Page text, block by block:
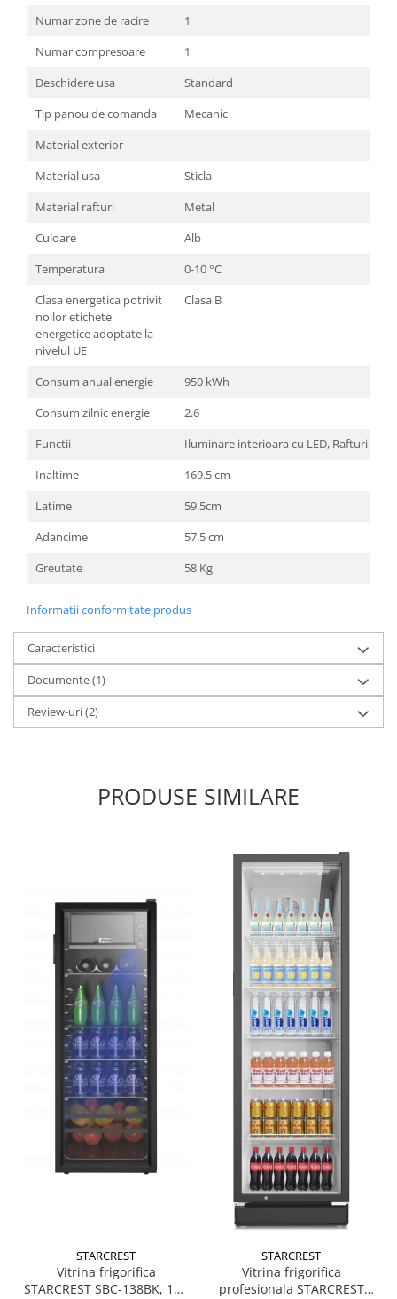
Aspiratoare
Ingrijire personala
Cantare corporale
Ingrijire tesaturi
Statii de calcat
Periute de dinti electrice
Pile electrice
Placi de indreptat parul
Plite
Preparare alimente
Masini de tocat
Preparare ceai si cafea
Aparate de spumat lapte
Preparare desert
accesori inghetata
Aparate de facut inghetata
Prajitoare de paine
Storcatoare
Storcatoare
Tigai
TV, Electronice & Gaming
Accesorii & Periferice
Alte accesorii foto & video
Carduri memorie
Boxe portabile
MP3/MP4 playere
Sisteme audio
Soundbar
Accesorii electronice Auto
Compresoare auto
Baterii portabile
Boxe portabile
Numar zone de racire
1
Numar compresoare
1
Deschidere usa
Standard
Tip panou de comanda
Mecanic
Material exterior
Material usa
Sticla
Material rafturi
Metal
Culoare
Alb
Temperatura
0-10 °C
Clasa energetica potrivit
noilor etichete
energetice adoptate la
nivelul UE
Clasa B
Consum anual energie
950 kWh
Consum zilnic energie
2.6
Functii
Iluminare interioara cu LED, Rafturi
Inaltime
169.5 cm
Latime
59.5cm
Adancime
57.5 cm
Greutate
58 Kg
Informatii conformitate produs
Caracteristici
Documente (1)
Review-uri(2)
PRODUSE SIMILARE
STARCREST
Vitrina frigorifica
STARCREST SBC-138BK, 138
STARCREST
Vitrina frigorifica
profesionala STARCREST